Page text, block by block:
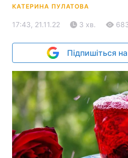
КАТЕРИНА ПУЛАТОВА
17:43, 21.11.22 3 хв.
Підпишіться